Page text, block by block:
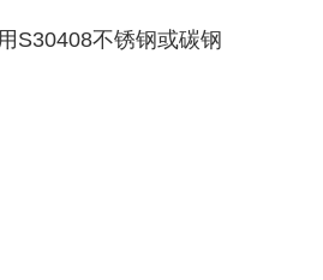
不锈钢或碳钢